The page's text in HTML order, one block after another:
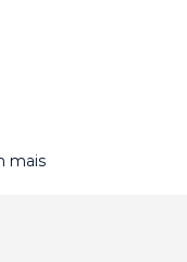
mais